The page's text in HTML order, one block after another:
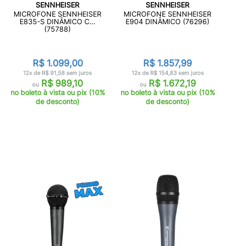
SENNHEISER
MICROFONE SENNHEISER
E835-S DINÂMICO C...
(75788)
R$ 1.099,00
12x de R$ 91,58 sem juros
ou R$ 989,10
no boleto à vista ou pix (10%
de desconto)
SENNHEISER
MICROFONE SENNHEISER
E904 DINÂMICO (76296)
R$ 1.857,99
12x de R$ 154,83 sem juros
ouR$ 1.672,19
no boleto à vista ou pix (10%
de desconto)